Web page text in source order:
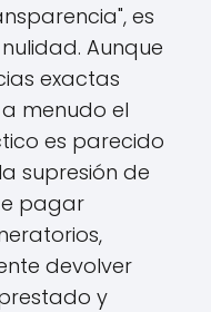
es
Aunque
exactas
menudo el
es parecido
supresión de
pagar
devolver
y